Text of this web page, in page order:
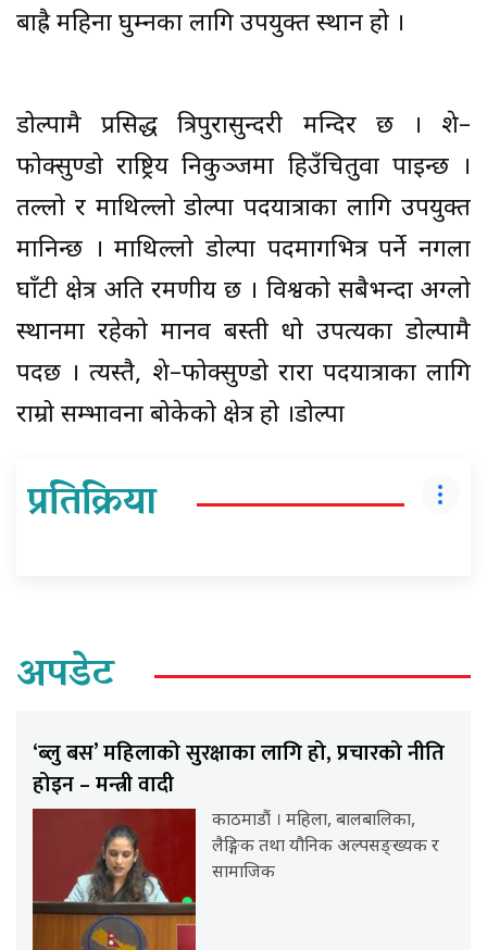
बाह्रै महिना घुम्नका लागि उपयुक्त स्थान हो ।
डोल्पामै प्रसिद्ध त्रिपुरासुन्दरी मन्दिर छ । शे–
फोक्सुण्डो राष्ट्रिय निकुञ्जमा हिउँचितुवा पाइन्छ ।
तल्लो र माथिल्लो डोल्पा पदयात्राका लागि उपयुक्त
मानिन्छ । माथिल्लो डोल्पा पदमार्गभित्र पर्ने नगला
घाँटी क्षेत्र अति रमणीय छ । विश्वको सबैभन्दा अग्लो
स्थानमा रहेको मानव बस्ती धो उपत्यका डोल्पामै
पर्दछ । त्यस्तै, शे–फोक्सुण्डो रारा पदयात्राका लागि
राम्रो सम्भावना बोकेको क्षेत्र हो ।डोल्पा
प्रतिक्रिया
अपडेट
‘ब्लु बस’ महिलाको सुरक्षाका लागि हो, प्रचारको नीति
होइन – मन्त्री वादी
काठमाडौं । महिला, बालबालिका,
लैङ्गिक तथा यौनिक अल्पसङ्ख्यक र
सामाजिक